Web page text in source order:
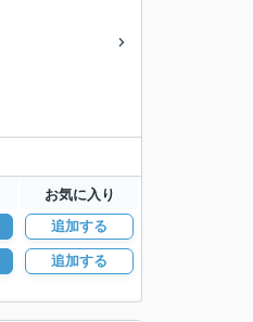
お気に入り
追加する
追加する